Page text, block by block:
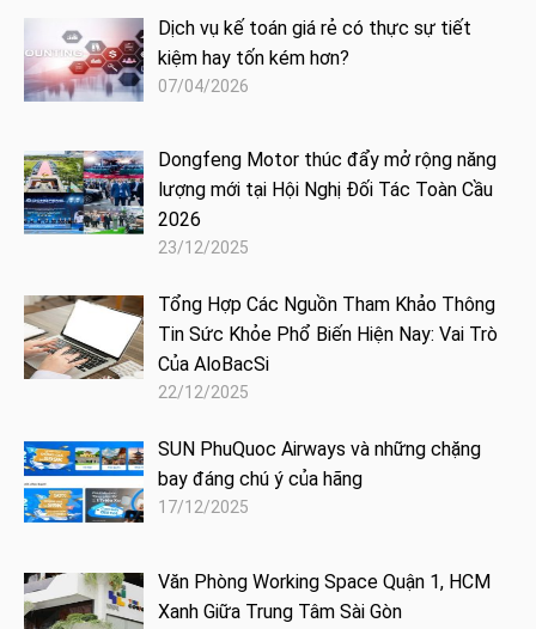
Dịch vụ kế toán giá rẻ có thực sự tiết
kiệm hay tốn kém hơn?
07/04/2026
Dongfeng Motor thúc đẩy mở rộng năng
lượng mới tại Hội Nghị Đối Tác Toàn Cầu
2026
23/12/2025
Tổng Hợp Các Nguồn Tham Khảo Thông
Tin Sức Khỏe Phổ Biến Hiện Nay: Vai Trò
Của AloBacSi
22/12/2025
SUN PhuQuoc Airways và những chặng
bay đáng chú ý của hãng
17/12/2025
Văn Phòng Working Space Quận 1, HCM
Xanh Giữa Trung Tâm Sài Gòn